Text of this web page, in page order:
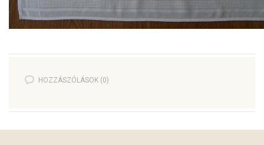
HOZZÁSZÓLÁSOK (0)